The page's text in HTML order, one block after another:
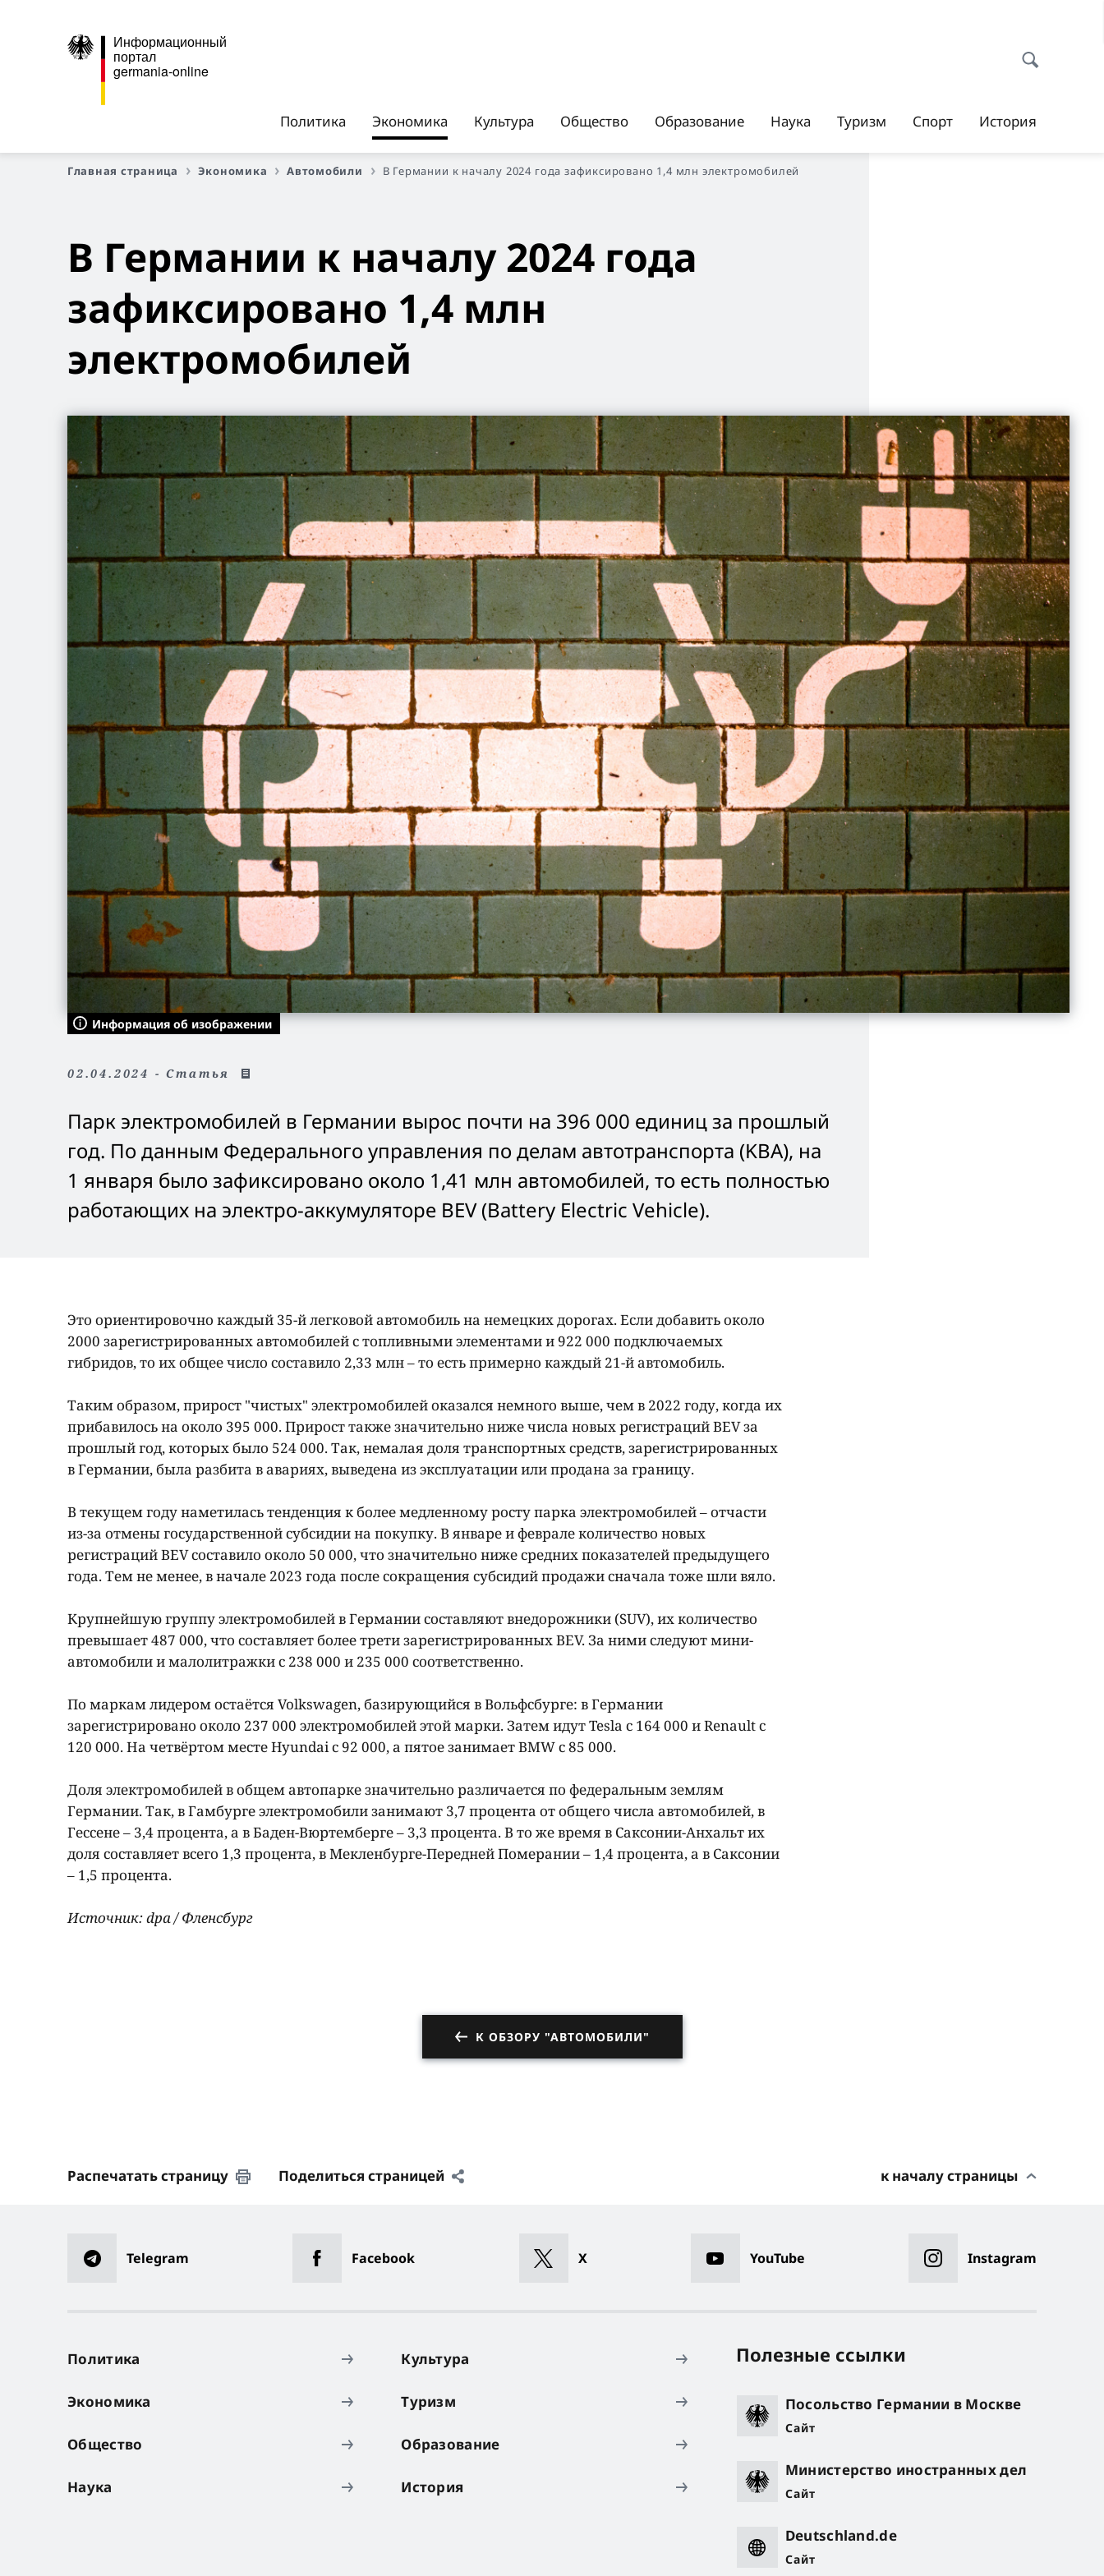
Информационный
портал
germania-online
Политика Экономика Культура Общество Образование Наука Туризм Спорт История
Главная страница Экономика Автомобили В Германии к началу 2024 года зафиксировано 1,4 млн электромобилей
В Германии к началу 2024 года
зафиксировано 1,4 млн
электромобилей
Информация об изображении
02.04.2024 - Статья
Парк электромобилей в Германии вырос почти на 396 000 единиц за прошлый
год. По данным Федерального управления по делам автотранспорта (KBA), на
1 января было зафиксировано около 1,41 млн автомобилей, то есть полностью
работающих на электро-аккумуляторе BEV (Battery Electric Vehicle).
Это ориентировочно каждый 35-й легковой автомобиль на немецких дорогах. Если добавить около
2000 зарегистрированных автомобилей с топливными элементами и 922 000 подключаемых
гибридов, то их общее число составило 2,33 млн – то есть примерно каждый 21-й автомобиль.
Таким образом, прирост "чистых" электромобилей оказался немного выше, чем в 2022 году, когда их
прибавилось на около 395 000. Прирост также значительно ниже числа новых регистраций BEV за
прошлый год, которых было 524 000. Так, немалая доля транспортных средств, зарегистрированных
в Германии, была разбита в авариях, выведена из эксплуатации или продана за границу.
В текущем году наметилась тенденция к более медленному росту парка электромобилей – отчасти
из-за отмены государственной субсидии на покупку. В январе и феврале количество новых
регистраций BEV составило около 50 000, что значительно ниже средних показателей предыдущего
года. Тем не менее, в начале 2023 года после сокращения субсидий продажи сначала тоже шли вяло.
Крупнейшую группу электромобилей в Германии составляют внедорожники (SUV), их количество
превышает 487 000, что составляет более трети зарегистрированных BEV. За ними следуют мини-
автомобили и малолитражки с 238 000 и 235 000 соответственно.
По маркам лидером остаётся Volkswagen, базирующийся в Вольфсбурге: в Германии
зарегистрировано около 237 000 электромобилей этой марки. Затем идут Tesla с 164 000 и Renault с
120 000. На четвёртом месте Hyundai с 92 000, а пятое занимает BMW с 85 000.
Доля электромобилей в общем автопарке значительно различается по федеральным землям
Германии. Так, в Гамбурге электромобили занимают 3,7 процента от общего числа автомобилей, в
Гессене – 3,4 процента, а в Баден-Вюртемберге – 3,3 процента. В то же время в Саксонии-Анхальт их
доля составляет всего 1,3 процента, в Мекленбурге-Передней Померании – 1,4 процента, а в Саксонии
– 1,5 процента.
Источник: dpa / Фленсбург
К ОБЗОРУ "АВТОМОБИЛИ"
Распечатать страницу Поделиться страницей к началу страницы
Telegram Facebook X YouTube Instagram
Политика
Экономика
Общество
Наука
Культура
Туризм
Образование
История
Полезные ссылки
Посольство Германии в Москве
Сайт
Министерство иностранных дел
Сайт
Deutschland.de
Сайт